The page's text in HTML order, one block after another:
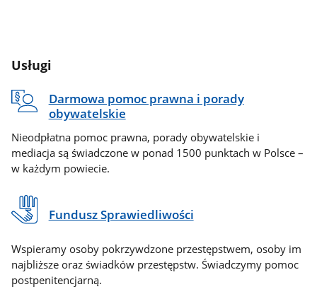
Usługi
Darmowa pomoc prawna i porady
obywatelskie
Nieodpłatna pomoc prawna, porady obywatelskie i
mediacja są świadczone w ponad 1500 punktach w Polsce –
w każdym powiecie.
Fundusz Sprawiedliwości
Wspieramy osoby pokrzywdzone przestępstwem, osoby im
najbliższe oraz świadków przestępstw. Świadczymy pomoc
postpenitencjarną.